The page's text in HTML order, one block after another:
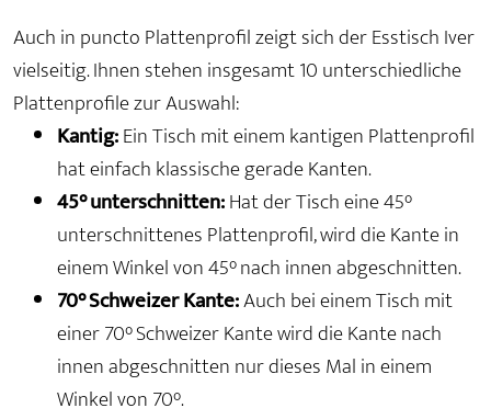
Auch in puncto Plattenprofil zeigt sich der Esstisch Iver
vielseitig. Ihnen stehen insgesamt 10 unterschiedliche
Plattenprofile zur Auswahl:
Kantig:Ein Tisch mit einem kantigen Plattenprofil
hat einfach klassische gerade Kanten.
45° unterschnitten:Hat der Tisch eine 45°
unterschnittenes Plattenprofil, wird die Kante in
einem Winkel von 45° nach innen abgeschnitten.
70° Schweizer Kante:Auch bei einem Tisch mit
einer 70° Schweizer Kante wird die Kante nach
innen abgeschnitten nur dieses Mal in einem
Winkel von 70°.